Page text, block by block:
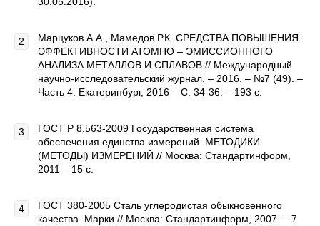
Марцуков А.А., Мамедов Р.К. СРЕДСТВА ПОВЫШЕНИЯ
ЭФФЕКТИВНОСТИ АТОМНО – ЭМИССИОННОГО
АНАЛИЗА МЕТАЛЛОВ И СПЛАВОВ // Международный
научно-исследовательский журнал. – 2016. – №7 (49). –
Часть 4. Екатеринбург, 2016 – С. 34-36. – 193 с.
ГОСТ Р 8.563-2009 Государственная система
обеспечения единства измерений. МЕТОДИКИ
(МЕТОДЫ) ИЗМЕРЕНИЙ // Москва: Стандартинформ,
2011 – 15 с.
ГОСТ 380-2005 Сталь углеродистая обыкновенного
качества. Марки // Москва: Стандартинформ, 2007. – 7